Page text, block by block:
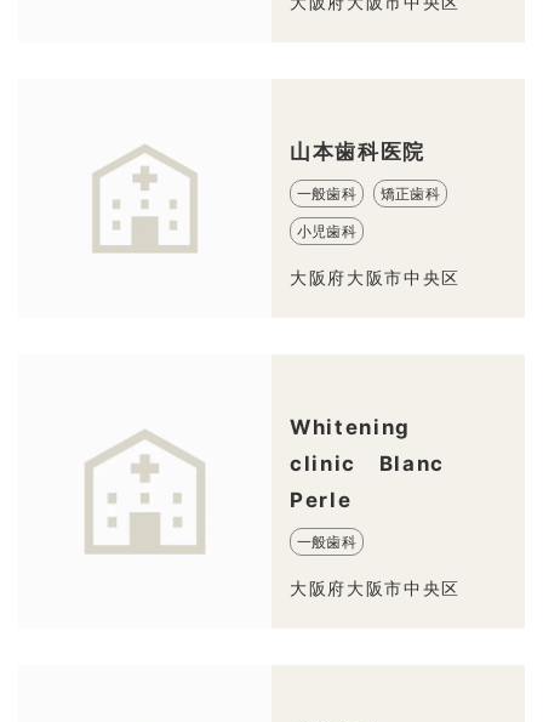
山本歯科医院
一般歯科 矯正歯科
小児歯科
大阪府大阪市中央区
Whitening
clinic Blanc
Perle
一般歯科
大阪府大阪市中央区